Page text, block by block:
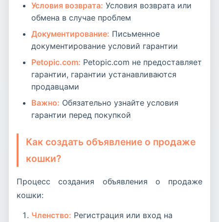
Условия возврата: Условия возврата или
обмена в случае проблем
Документирование: Письменное
документирование условий гарантии
Petopic.com: Petopic.com не предоставляет
гарантии, гарантии устанавливаются
продавцами
Важно: Обязательно узнайте условия
гарантии перед покупкой
Как создать объявление о продаже
кошки?
Процесс создания объявления о продаже
кошки:
Членство: Регистрация или вход на